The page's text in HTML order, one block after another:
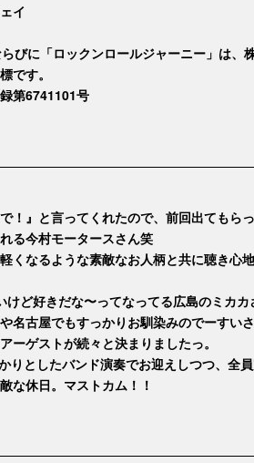
イ
びに「ロックンロールジャーニー」は、
です。
第6741101号
！』と言ってくれたので、前回出てもら
る今村モータースさん笑
くなるような素敵なお人柄と共に聴き心
けど好きだな〜ってなってる広島のミカカ
名古屋でもすっかりお馴染みのでーすい
ーゲストが続々と決まりましたっ。
りとしたバンド演奏でお迎えしつつ、全
な休日。マストカム！！